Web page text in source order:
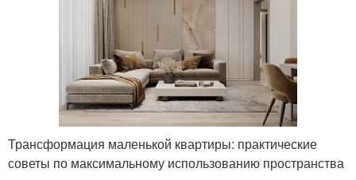
Трансформация маленькой квартиры: практические
советы по максимальному использованию пространства